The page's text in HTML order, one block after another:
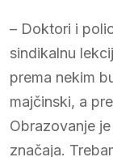
– Doktori i
sindikalnu
prema nekim
majčinski, a
Obrazovanje
značaja.